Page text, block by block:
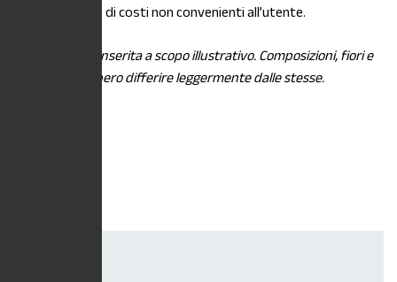
maggiorazione di costi non convenienti all’utente.
*L’immagine è inserita a scopo illustrativo. Composizioni, fiori e
piante potrebbero differire leggermente dalle stesse.